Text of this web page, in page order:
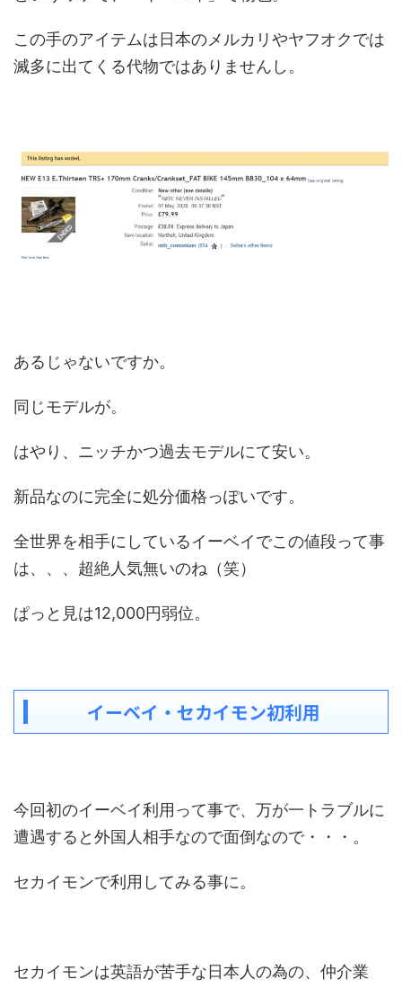
この手のアイテムは日本のメルカリやヤフオクでは
滅多に出てくる代物ではありませんし。
あるじゃないですか。
同じモデルが。
はやり、ニッチかつ過去モデルにて安い。
新品なのに完全に処分価格っぽいです。
全世界を相手にしているイーベイでこの値段って事
は、、、超絶人気無いのね（笑）
ぱっと見は12,000円弱位。
イーベイ・セカイモン初利用
今回初のイーベイ利用って事で、万が一トラブルに
遭遇すると外国人相手なので面倒なので・・・。
セカイモンで利用してみる事に。
セカイモンは英語が苦手な日本人の為の、仲介業